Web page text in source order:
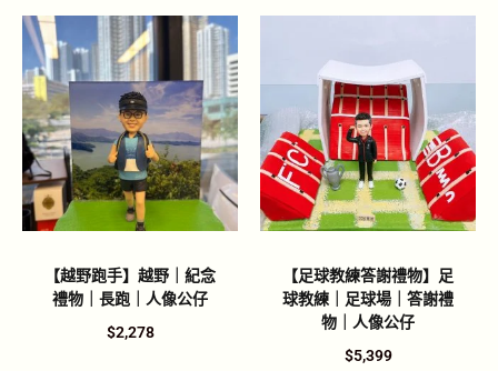
【越野跑手】越野｜紀念
禮物｜長跑｜人像公仔
$2,278
【足球教練答謝禮物】足
球教練｜足球場｜答謝禮
物｜人像公仔
$5,399